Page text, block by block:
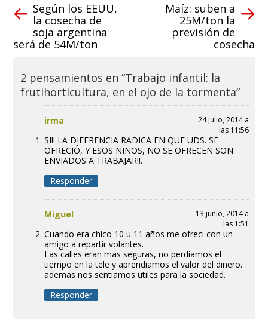
Según los EEUU,
la cosecha de
soja argentina
será de 54M/ton
Maíz: suben a
25M/ton la
previsión de
cosecha
2 pensamientos en “Trabajo infantil: la
frutihorticultura, en el ojo de la tormenta”
irma
24 julio, 2014 a
las 11:56
SI!! LA DIFERENCIA RADICA EN QUE UDS. SE
OFRECIÓ, Y ESOS NIÑOS, NO SE OFRECEN SON
ENVIADOS A TRABAJAR!!.
Responder
Miguel
13 junio, 2014 a
las 1:51
Cuando era chico 10 u 11 años me ofreci con un
amigo a repartir volantes.
Las calles eran mas seguras, no perdiamos el
tiempo en la tele y aprendiamos el valor del dinero.
ademas nos sentiamos utiles para la sociedad.
Responder